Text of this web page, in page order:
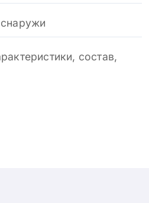
состав,